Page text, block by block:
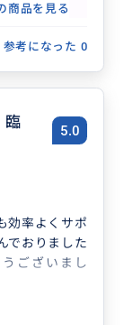
商品を見る
参考になった 0
臨
5.0
効率よくサポ
でおりました
ございまし